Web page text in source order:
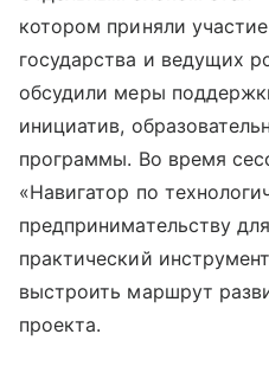
котором приняли
государства и ведущих
обсудили меры
инициатив,
программы. Во время
«Навигатор по
предпринимательству
практический
выстроить маршрут
проекта.